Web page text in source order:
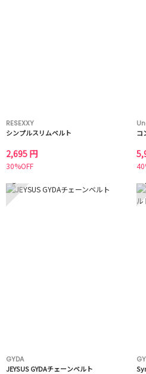
RESEXXY
シンプルスリムベルト
2,695 円
30%OFF
コ
3
GYDA
JEYSUS GYDAチェーンベルト
4